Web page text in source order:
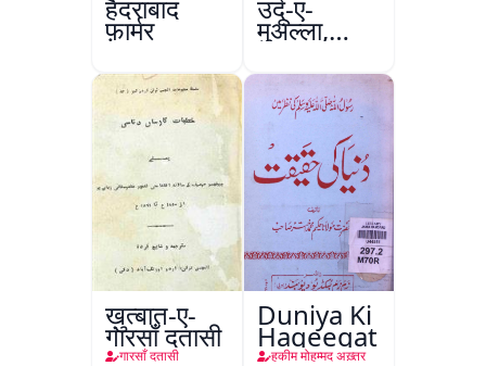
हैदराबाद
फ़ार्मर
उर्दू-ए-
मुअल्ला,
कानपुर
ख़ुत्बात-ए-
गारसाँ दतासी
गारसाँ दतासी
Duniya Ki
Haqeeqat
हकीम मोहम्मद अख़्तर